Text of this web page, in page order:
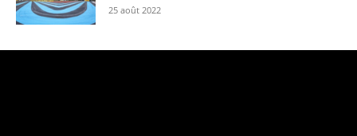
25 août 2022